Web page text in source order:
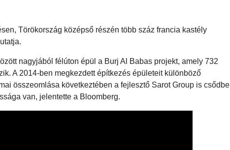
Törökország középső részén több száz francia kastély
nagyjából félúton épül a Burj Al Babas projekt, amely 732
A 2014-ben megkezdett építkezés épületeit különböző
összeomlása következtében a fejlesztő Sarot Group is csődbe
van, jelentette a Bloomberg.